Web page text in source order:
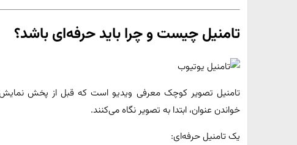
تامنیل چیست و چرا باید حرفه‌ای باشد؟
تامنیل تصویر کوچک معرفی ویدیو است که قبل از پخش
خواندن عنوان، ابتدا به تصویر نگاه می‌کنند.
یک تامنیل حرفه‌ای: